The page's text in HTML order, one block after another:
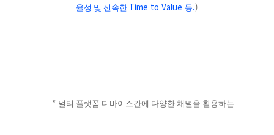
율성 및 신속한 Time to Value 등.)
* 멀티 플랫폼 디바이스간에 다양한 채널을 활용하는